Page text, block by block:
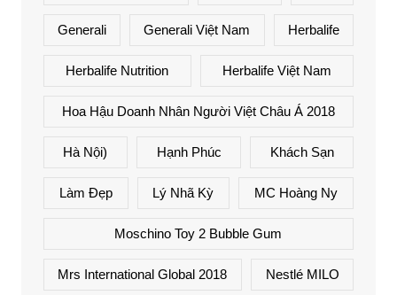
Generali Generali Việt Nam Herbalife
Herbalife Nutrition Herbalife Việt Nam
Hoa Hậu Doanh Nhân Người Việt Châu Á 2018
Hà Nội) Hạnh Phúc Khách Sạn
Làm Đẹp Lý Nhã Kỳ MC Hoàng Ny
Moschino Toy 2 Bubble Gum
Mrs International Global 2018 Nestlé MILO